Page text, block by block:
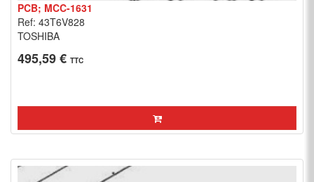
PCB; MCC-1631
Ref: 43T6V828
TOSHIBA
495,59 € TTC